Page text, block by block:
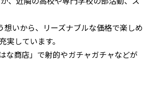
いから、リーズナブルな価格で楽しめ
しています。
な商店」で射的やガチャガチャなどが